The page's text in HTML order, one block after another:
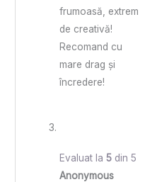
frumoasă, extrem
de creativă!
Recomand cu
mare drag și
încredere!
Evaluat la 5din 5
Anonymous